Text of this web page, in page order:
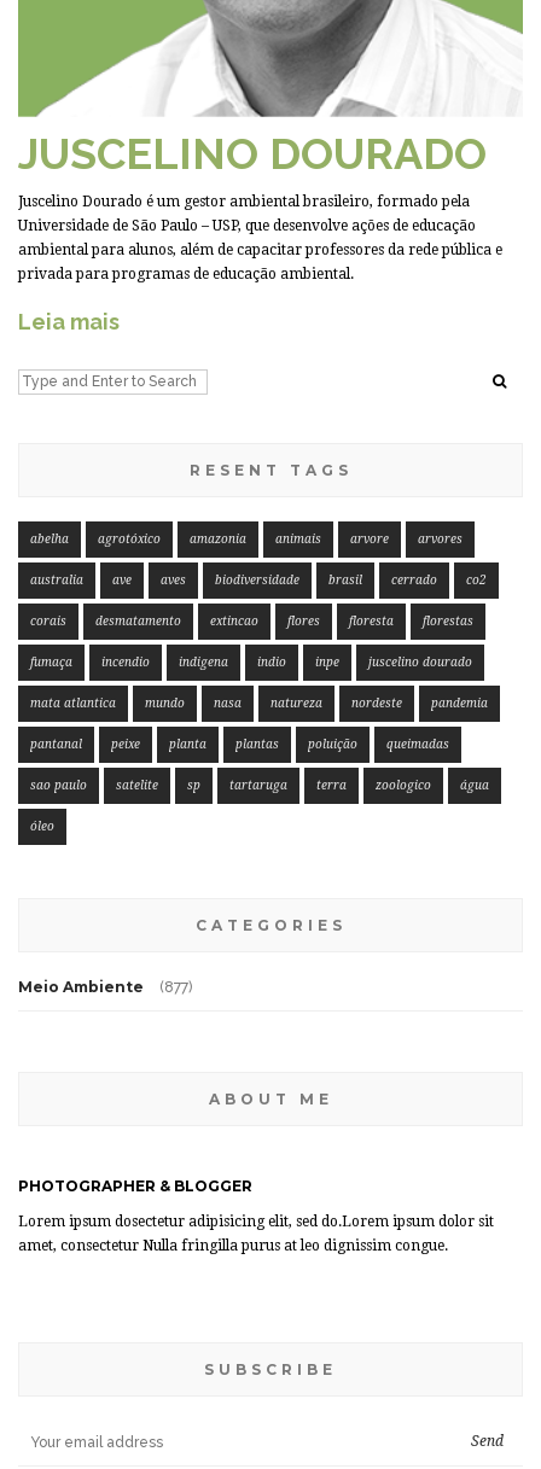
JUSCELINO DOURADO
Juscelino Dourado é um gestor ambiental brasileiro, formado pela
Universidade de São Paulo – USP, que desenvolve ações de educação
ambiental para alunos, além de capacitar professores da rede pública e
privada para programas de educação ambiental.
Leia mais
RESENT TAGS
abelha agrotóxico amazonia animais arvore arvores
australia ave aves biodiversidade brasil cerrado co2
corais desmatamento extincao flores floresta florestas
fumaça incendio indigena indio inpe juscelino dourado
mata atlantica mundo nasa natureza nordeste pandemia
pantanal peixe planta plantas poluição queimadas
sao paulo satelite sp tartaruga terra zoologico água
óleo
CATEGORIES
Meio Ambiente (877)
ABOUT ME
PHOTOGRAPHER & BLOGGER
Lorem ipsum dosectetur adipisicing elit, sed do.Lorem ipsum dolor sit
amet, consectetur Nulla fringilla purus at leo dignissim congue.
SUBSCRIBE